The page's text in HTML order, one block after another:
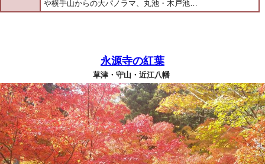
や横手山からの大パノラマ、丸池・木戸池…
永源寺の紅葉
草津・守山・近江八幡